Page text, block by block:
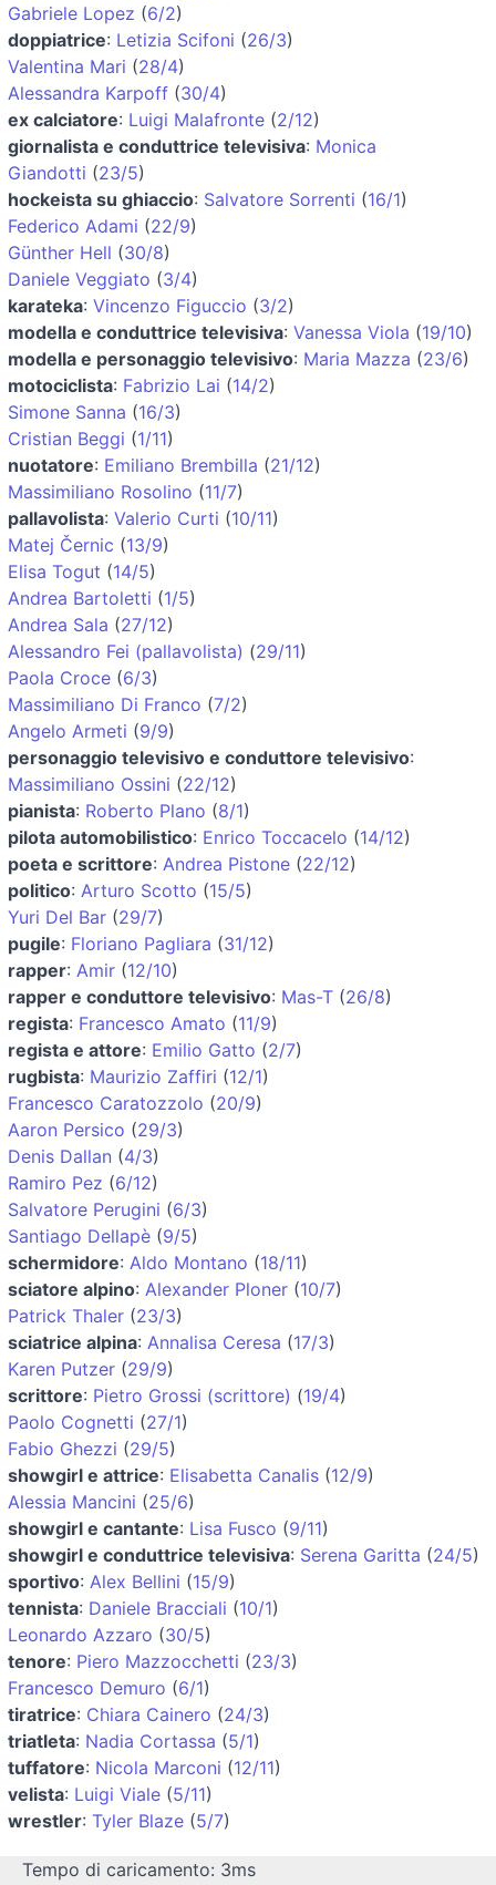
Gabriele Lopez (6/2)
doppiatrice: Letizia Scifoni (26/3)
Valentina Mari (28/4)
Alessandra Karpoff (30/4)
ex calciatore: Luigi Malafronte (2/12)
giornalista e conduttrice televisiva: Monica
Giandotti (23/5)
hockeista su ghiaccio: Salvatore Sorrenti (16/1)
Federico Adami (22/9)
Günther Hell (30/8)
Daniele Veggiato (3/4)
karateka: Vincenzo Figuccio (3/2)
modella e conduttrice televisiva: Vanessa Viola (19/10)
modella e personaggio televisivo: Maria Mazza (23/6)
motociclista: Fabrizio Lai (14/2)
Simone Sanna (16/3)
Cristian Beggi (1/11)
nuotatore: Emiliano Brembilla (21/12)
Massimiliano Rosolino (11/7)
pallavolista: Valerio Curti (10/11)
Matej Černic (13/9)
Elisa Togut (14/5)
Andrea Bartoletti (1/5)
Andrea Sala (27/12)
Alessandro Fei (pallavolista) (29/11)
Paola Croce (6/3)
Massimiliano Di Franco (7/2)
Angelo Armeti (9/9)
personaggio televisivo e conduttore televisivo:
Massimiliano Ossini (22/12)
pianista: Roberto Plano (8/1)
pilota automobilistico: Enrico Toccacelo (14/12)
poeta e scrittore: Andrea Pistone (22/12)
politico: Arturo Scotto (15/5)
Yuri Del Bar (29/7)
pugile: Floriano Pagliara (31/12)
rapper: Amir (12/10)
rapper e conduttore televisivo: Mas-T (26/8)
regista: Francesco Amato (11/9)
regista e attore: Emilio Gatto (2/7)
rugbista: Maurizio Zaffiri (12/1)
Francesco Caratozzolo (20/9)
Aaron Persico (29/3)
Denis Dallan (4/3)
Ramiro Pez (6/12)
Salvatore Perugini (6/3)
Santiago Dellapè (9/5)
schermidore: Aldo Montano (18/11)
sciatore alpino: Alexander Ploner (10/7)
Patrick Thaler (23/3)
sciatrice alpina: Annalisa Ceresa (17/3)
Karen Putzer (29/9)
scrittore: Pietro Grossi (scrittore) (19/4)
Paolo Cognetti (27/1)
Fabio Ghezzi (29/5)
showgirl e attrice: Elisabetta Canalis (12/9)
Alessia Mancini (25/6)
showgirl e cantante: Lisa Fusco (9/11)
showgirl e conduttrice televisiva: Serena Garitta (24/5)
sportivo: Alex Bellini (15/9)
tennista: Daniele Bracciali (10/1)
Leonardo Azzaro (30/5)
tenore: Piero Mazzocchetti (23/3)
Francesco Demuro (6/1)
tiratrice: Chiara Cainero (24/3)
triatleta: Nadia Cortassa (5/1)
tuffatore: Nicola Marconi (12/11)
velista: Luigi Viale (5/11)
wrestler: Tyler Blaze (5/7)
Tempo di caricamento: 3ms